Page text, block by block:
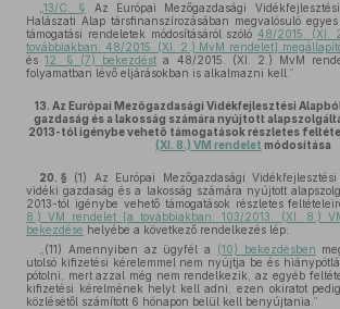
13/C. §
Az Európai Mezőgazdasági
Halászati Alap társfinanszírozásában megvalósuló
támogatási rendeletek módosításáról szóló48/2015. (XI.
továbbiakban: 48/2015. (XI. 2.) MvM rendelet]
és12. § (7) bekezdést a 48/2015. (XI. 2.) MvM
folyamatban lévő eljárásokban is alkalmazni kell.”
13. Az Európai Mezőgazdasági Vidékfejlesztési
gazdaság és a lakosság számára nyújtott
2013-tól igénybe vehető támogatások részletes
(XI. 8.) VM rendelet módosítása
20. § (1)
Az Európai Mezőgazdasági
vidéki gazdaság és a lakosság számára nyújtott
2013-tól igénybe vehető támogatások részletes
8.) VM rendelet [a továbbiakban: 103/2013. (XI. 8.)
bekezdése helyébe a következő rendelkezés lép:
„(11) Amennyiben az ügyfél a (10) bekezdésben
utolsó kifizetési kérelemmel nem nyújtja be és
pótolni, mert azzal még nem rendelkezik, az egyéb
kifizetési kérelmének helyt kell adni, ezen okiratot
közlésétől számított 6 hónapon belül kell benyújtania.”